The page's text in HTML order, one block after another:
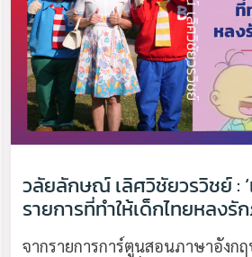
วลัยลักษณ์ เลิศวิชัยวรวิชย์ : ‘
รายการที่ทำให้เด็กไทยหลง
จากรายการการ์ตูนสอนภาษาอังก